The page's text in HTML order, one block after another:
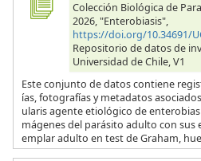
Colección Biológica de
2026, "Enterobiasis",
https://doi.org/10.34691/
Repositorio de datos de
Universidad de Chile, V1
Este conjunto de datos contiene
ías, fotografías y metadatos
ularis agente etiológico de
mágenes del parásito adulto con sus
emplar adulto en test de Graham,